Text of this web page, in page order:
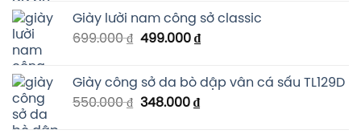
Giày lười nam công sở classic
699.000₫ 499.000₫
Giày công sở da bò dập vân cá sấu TL129D
550.000₫ 348.000₫